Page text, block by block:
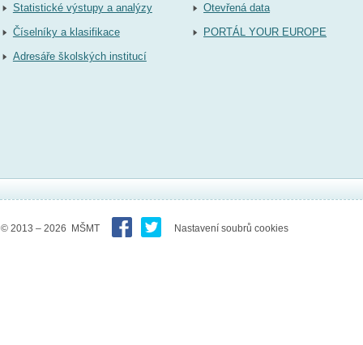
Statistické výstupy a analýzy
Číselníky a klasifikace
Adresáře školských institucí
Otevřená data
PORTÁL YOUR EUROPE
© 2013 – 2026 MŠMT Nastavení soubrů cookies